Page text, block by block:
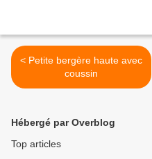
< Petite bergère haute avec
coussin
Hébergé par Overblog
Top articles